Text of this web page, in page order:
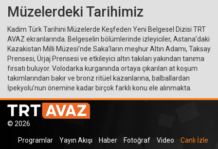
Müzelerdeki Tarihimiz
Kadim Türk Tarihini Müzelerde Keşfeden Yeni Belgesel Dizisi TRT
AVAZ ekranlarında. Belgeselin bölümlerinde izleyiciler, Astana’daki
Kazakistan Milli Müzesi’nde Saka’ların meşhur Altın Adamı, Taksay
Prensesi, Ürjaj Prensesi ve etkileyici altın takıları yakından tanıma
fırsatı buluyor. Volodarka kurganında ortaya çıkarılan at koşum
takımlarından bakır ve bronz ritüel kazanlarına, balballardan
İpekyolu’nun önemine kadar birçok farklı konu ele alınmakta.
© 2026
Programlar Yayın Akışı Haber Fotoğraf Video Canlı İzle